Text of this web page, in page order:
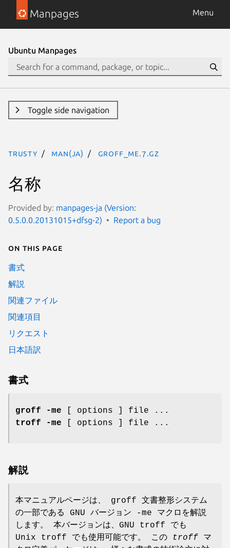
Manpages Menu
Ubuntu Manpages
Toggle side navigation
trusty man(ja) groff_me.7.gz
名称
Provided by: manpages-ja (Version:
0.5.0.0.20131015+dfsg-2)
Report a bug
On this page
書式
解説
関連ファイル
関連項目
リクエスト
日本語訳
書式
groff -me [ options ] file ...
troff -me [ options ] file ...
解説
本マニュアルページは、 groff 文書整形システム
の一部である GNU バージョン -me マクロを解説
します。 本バージョンは、GNU troff でも
Unix troff でも使用可能です。 この
troff マ